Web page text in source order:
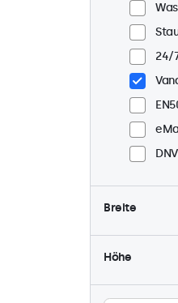
24/
DNV
Breite
Höhe